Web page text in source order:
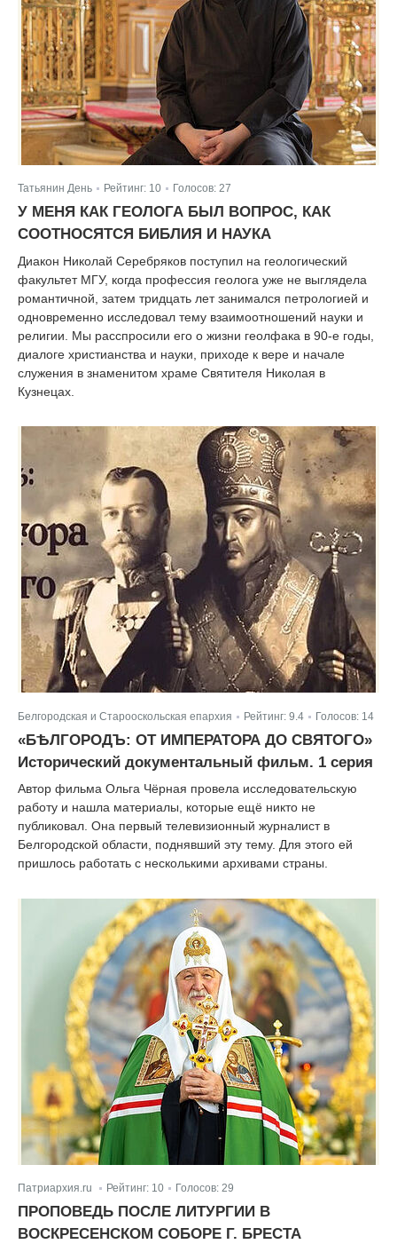
Татьянин День Рейтинг: 10 Голосов: 27
У МЕНЯ КАК ГЕОЛОГА БЫЛ ВОПРОС, КАК
СООТНОСЯТСЯ БИБЛИЯ И НАУКА
Диакон Николай Серебряков поступил на геологический
факультет МГУ, когда профессия геолога уже не выглядела
романтичной, затем тридцать лет занимался петрологией и
одновременно исследовал тему взаимоотношений науки и
религии. Мы расспросили его о жизни геолфака в 90-е годы,
диалоге христианства и науки, приходе к вере и начале
служения в знаменитом храме Святителя Николая в
Кузнецах.
Белгородская и Старооскольская епархия | Рейтинг: 9.4 Голосов: 14
«БѢЛГОРОДЪ: ОТ ИМПЕРАТОРА ДО СВЯТОГО»
Исторический документальный фильм. 1 серия
Автор фильма Ольга Чёрная провела исследовательскую
работу и нашла материалы, которые ещё никто не
публиковал. Она первый телевизионный журналист в
Белгородской области, поднявший эту тему. Для этого ей
пришлось работать с несколькими архивами страны.
Патриархия.ru Рейтинг: 10 Голосов: 29
ПРОПОВЕДЬ ПОСЛЕ ЛИТУРГИИ В
ВОСКРЕСЕНСКОМ СОБОРЕ Г. БРЕСТА